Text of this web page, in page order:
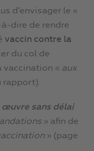
d’envisager le «
à-dire de rendre
vaccin contre la
du col de
vaccination « aux
rapport).
œuvre sans délai
» afin de
» (page